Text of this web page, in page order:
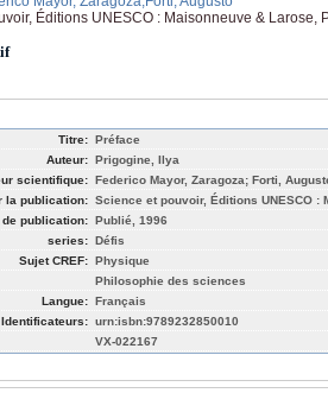
Éditions UNESCO : Maisonneuve & Larose,
Titre: Préface
Auteur: Prigogine, Ilya
scientifique: Federico Mayor, Zaragoza; Forti,
la publication: Science et pouvoir, Éditions UNESCO :
de publication: Publié, 1996
series: Défis
Sujet CREF: Physique
Philosophie des sciences
Langue: Français
Identificateurs: urn:isbn:9789232850010
VX-022167